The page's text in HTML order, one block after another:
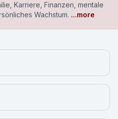
Karriere, Finanzen, mentale
Wachstum. ...more